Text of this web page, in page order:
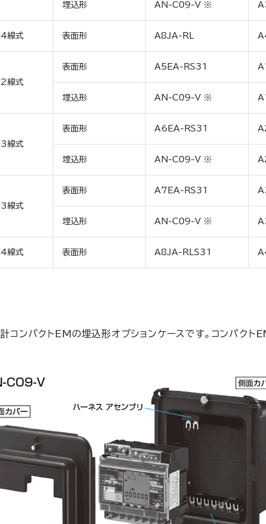
埋込形 AN-C09-V ※
線式 表面形 A8JA-RL
線式
表面形 A5EA-RS31
埋込形 AN-C09-V ※
線式
表面形 A6EA-RS31
埋込形 AN-C09-V ※
線式
表面形 A7EA-RS31
埋込形 AN-C09-V ※
線式 表面形 A8JA-RLS31
パクトEMの埋込形オプションケースです。コンパクト